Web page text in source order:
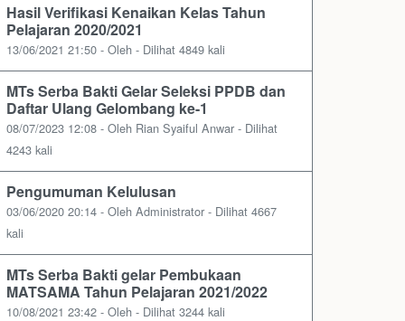
Hasil Verifikasi Kenaikan Kelas Tahun
Pelajaran 2020/2021
13/06/2021 21:50 - Oleh - Dilihat 4849 kali
MTs Serba Bakti Gelar Seleksi PPDB dan
Daftar Ulang Gelombang ke-1
08/07/2023 12:08 - Oleh Rian Syaiful Anwar - Dilihat
4243 kali
Pengumuman Kelulusan
03/06/2020 20:14 - Oleh Administrator - Dilihat 4667
kali
MTs Serba Bakti gelar Pembukaan
MATSAMA Tahun Pelajaran 2021/2022
10/08/2021 23:42 - Oleh - Dilihat 3244 kali